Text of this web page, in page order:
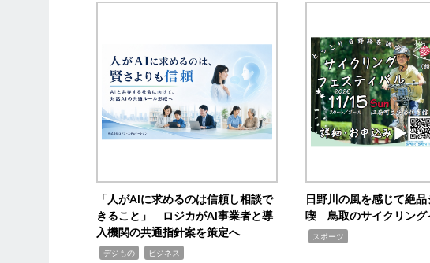
「人がAIに求めるのは信頼し相談で
きること」 ロジカがAI事業者と導
入機関の共通指針案を策定へ
デジもの ビジネス
日野川の風を感じて絶
喫 鳥取のサイクリング
スポーツ